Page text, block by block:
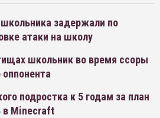
задержали по
атаки на школу
школьник во время ссоры
подростка к 5 годам за план
в Minecraft